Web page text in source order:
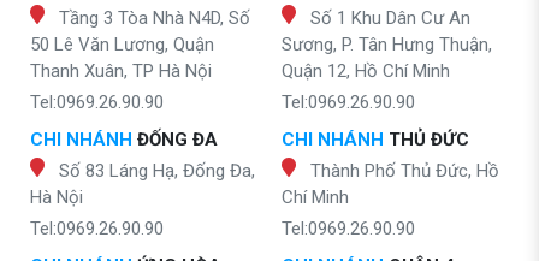
Tầng 3 Tòa Nhà N4D, Số
50 Lê Văn Lương, Quận
Thanh Xuân, TP Hà Nội
Tel:0969.26.90.90
CHI NHÁNH ĐỐNG ĐA
Số 83 Láng Hạ, Đống Đa,
Hà Nội
Tel:0969.26.90.90
Số 1 Khu Dân Cư An
Sương, P. Tân Hưng Thuận,
Quận 12, Hồ Chí Minh
Tel:0969.26.90.90
CHI NHÁNH THỦ ĐỨC
Thành Phố Thủ Đức, Hồ
Chí Minh
Tel:0969.26.90.90